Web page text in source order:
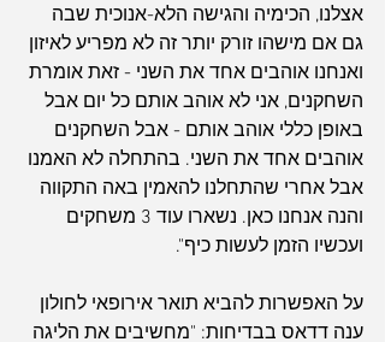
אצלנו, הכימיה והגישה הלא-אנוכית שבה
גם אם מישהו זורק יותר זה לא מפריע לאיזון
ואנחנו אוהבים אחד את השני - זאת אומרת
השחקנים, אני לא אוהב אותם כל יום אבל
באופן כללי אוהב אותם - אבל השחקנים
אוהבים אחד את השני. בהתחלה לא האמנו
אבל אחרי שהתחלנו להאמין באה התקווה
והנה אנחנו כאן. נשארו עוד 3 משחקים
ועכשיו הזמן לעשות כיף".
על האפשרות להביא תואר אירופאי לחולון
ענה דדאס בבדיחות: "מחשיבים את הליגה